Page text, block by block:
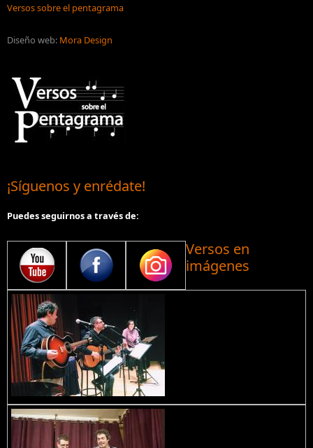
Versos sobre el pentagrama
Diseño web: Mora Design
¡Síguenos y enrédate!
Puedes seguirnos a través de:
Versos en
imágenes